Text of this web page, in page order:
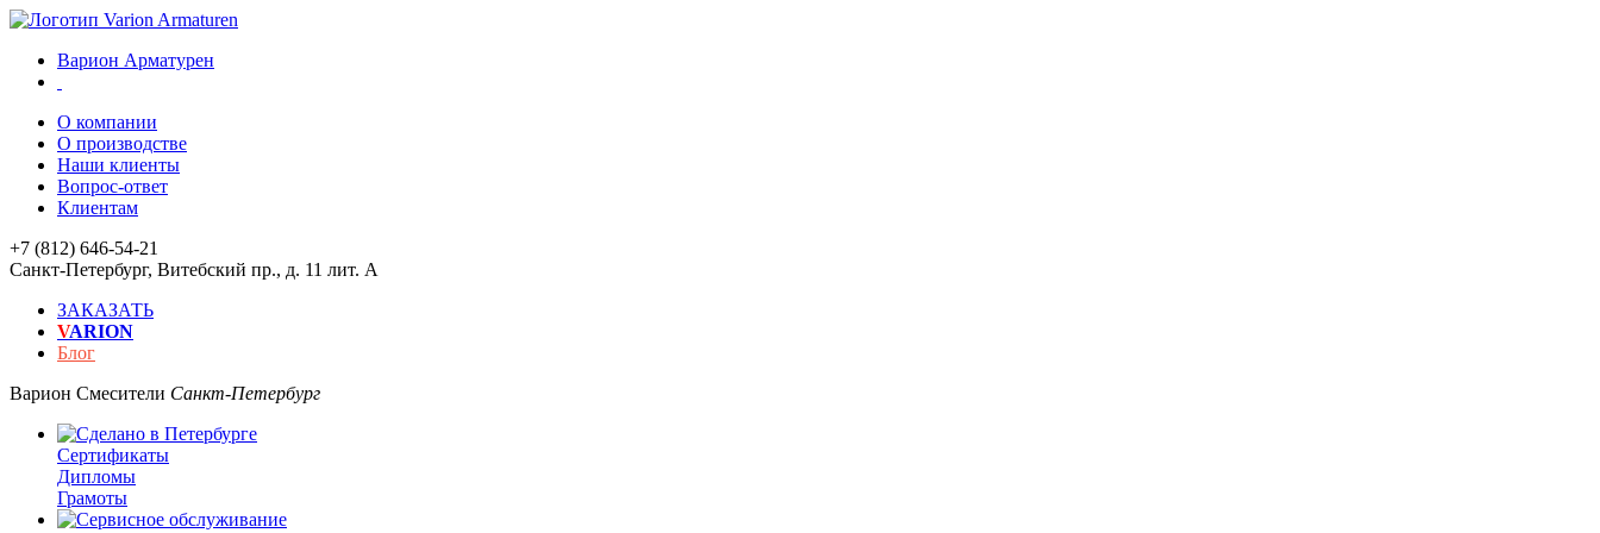
Варион Арматурен
О компании
О производстве
Наши клиенты
Вопрос-ответ
Клиентам
+7 (812) 646-54-21
Санкт-Петербург, Витебский пр., д. 11 лит. А
ЗАКАЗАТЬ
VARION
Блог
Варион Смесители Санкт-Петербург
Сертификаты
Дипломы
Грамоты